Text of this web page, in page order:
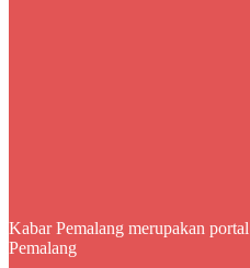
Kabar Pemalang merupakan
Pemalang